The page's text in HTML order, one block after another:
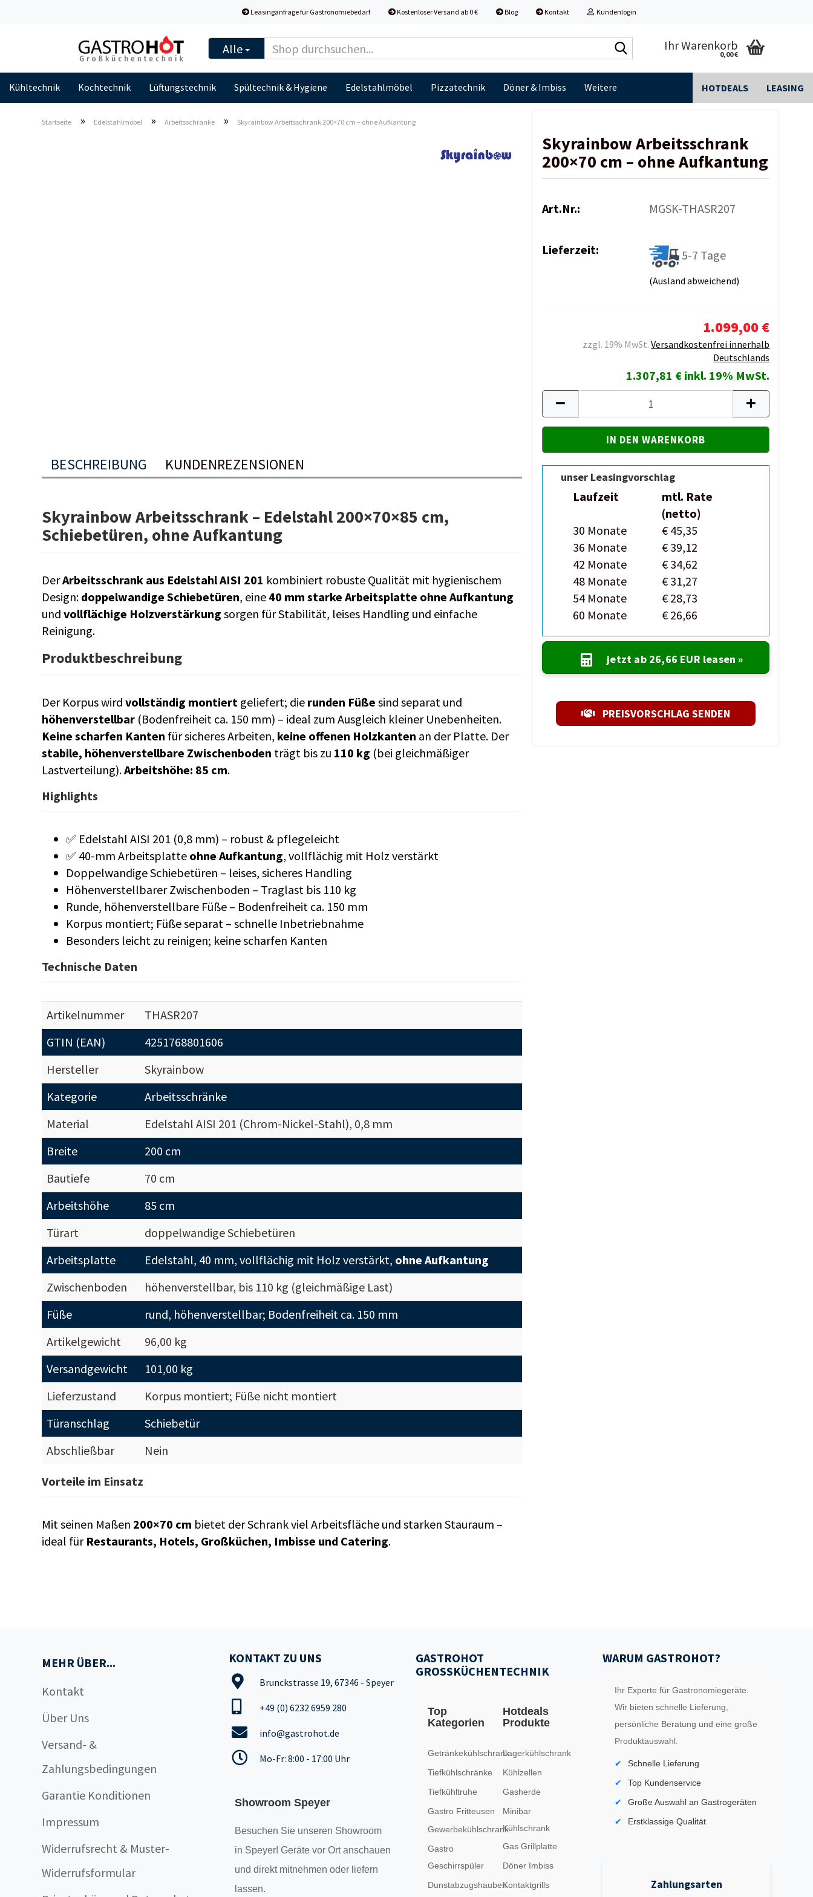
Leasinganfrage für Gastronomiebedarf Kostenloser Versand ab 0 € Blog Kontakt Kundenlogin
Alle
durchsuchen...
Ihr Warenkorb
0,00 €
Kühltechnik Kochtechnik Lüftungstechnik Spültechnik & Hygiene Edelstahlmöbel Pizzatechnik Döner & Imbiss HOTDEALS LEASING
Weitere
Startseite » Edelstahlmöbel » Arbeitsschränke » Skyrainbow Arbeitsschrank 200×70 cm – ohne Aufkantung
Skyrainbow Arbeitsschrank
200×70 cm – ohne Aufkantung
Art.Nr.: MGSK-THASR207
Lieferzeit: 5-7 Tage
(Ausland abweichend)
1.099,00 €
zzgl. 19% MwSt.Versandkostenfrei innerhalb
Deutschlands
1.307,81 € inkl. 19% MwSt.
unser Leasingvorschlag
Laufzeit
mtl. Rate
(netto)
30 Monate
€ 45,35
36 Monate
€ 39,12
42 Monate
€ 34,62
48 Monate
€ 31,27
54 Monate
€ 28,73
60 Monate
€ 26,66
jetzt ab 26,66 EUR leasen »
PREISVORSCHLAG SENDEN
BESCHREIBUNG KUNDENREZENSIONEN
Skyrainbow Arbeitsschrank – Edelstahl 200×70×85 cm,
Schiebetüren, ohne Aufkantung
DerArbeitsschrank aus Edelstahl AISI 201 kombiniert robuste Qualität mit hygienischem
Design: doppelwandige Schiebetüren, eine 40 mm starke Arbeitsplatte ohne Aufkantung
und vollflächige Holzverstärkung sorgen für Stabilität, leises Handling und einfache
Reinigung.
Produktbeschreibung
Der Korpus wird vollständig montiertgeliefert; die runden Füße sind separat und
höhenverstellbar(Bodenfreiheit ca. 150 mm) – ideal zum Ausgleich kleiner Unebenheiten.
Keine scharfen Kanten für sicheres Arbeiten, keine offenen Holzkanten an der Platte. Der
stabile, höhenverstellbare Zwischenboden trägt bis zu 110 kg (bei gleichmäßiger
Lastverteilung).Arbeitshöhe: 85 cm.
Highlights
✅ Edelstahl AISI 201 (0,8 mm) – robust & pflegeleicht
✅ 40-mm Arbeitsplatte ohne Aufkantung, vollflächig mit Holz verstärkt
Doppelwandige Schiebetüren – leises, sicheres Handling
Höhenverstellbarer Zwischenboden – Traglast bis 110 kg
Runde, höhenverstellbare Füße – Bodenfreiheit ca. 150 mm
Korpus montiert; Füße separat – schnelle Inbetriebnahme
Besonders leicht zu reinigen; keine scharfen Kanten
Technische Daten
Artikelnummer
THASR207
GTIN (EAN)
4251768801606
Hersteller
Skyrainbow
Kategorie
Arbeitsschränke
Material
Edelstahl AISI 201 (Chrom-Nickel-Stahl), 0,8 mm
Breite
200 cm
Bautiefe
70 cm
Arbeitshöhe
85 cm
Türart
doppelwandige Schiebetüren
Arbeitsplatte
Edelstahl, 40 mm, vollflächig mit Holz verstärkt, ohne Aufkantung
Zwischenboden
höhenverstellbar, bis 110 kg (gleichmäßige Last)
Füße
rund, höhenverstellbar; Bodenfreiheit ca. 150 mm
Artikelgewicht
96,00 kg
Versandgewicht
101,00 kg
Lieferzustand
Korpus montiert; Füße nicht montiert
Türanschlag
Schiebetür
Abschließbar
Nein
Vorteile im Einsatz
Mit seinen Maßen 200×70 cm bietet der Schrank viel Arbeitsfläche und starken Stauraum –
ideal für Restaurants, Hotels, Großküchen, Imbisse und Catering.
MEHR ÜBER...
Kontakt
Über Uns
Versand- &
Zahlungsbedingungen
Garantie Konditionen
Impressum
Widerrufsrecht & Muster-
Widerrufsformular
KONTAKT ZU UNS
Brunckstrasse 19, 67346 - Speyer
+49 (0) 6232 6959 280
info@gastrohot.de
Mo-Fr: 8:00 - 17:00 Uhr
Showroom Speyer
Besuchen Sie unseren Showroom
in Speyer! Geräte vor Ort anschauen
und direkt mitnehmen oder liefern
lassen.
GASTROHOT
GROSSKÜCHENTECHNIK
Top
Kategorien
Getränkekühlschrank
Tiefkühlschränke
Tiefkühltruhe
Gastro Fritteusen
Gewerbekühlschrank
Gastro
Geschirrspüler
Dunstabzugshauben
Hotdeals
Produkte
Lagerkühlschrank
Kühlzellen
Gasherde
Minibar
Kühlschrank
Gas Grillplatte
Döner Imbiss
Kontaktgrills
WARUM GASTROHOT?
Ihr Experte für Gastronomiegeräte.
Wir bieten schnelle Lieferung,
persönliche Beratung und eine große
Produktauswahl.
Schnelle Lieferung
Top Kundenservice
Große Auswahl an Gastrogeräten
Erstklassige Qualität
Zahlungsarten